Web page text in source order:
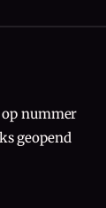
nummer
geopend